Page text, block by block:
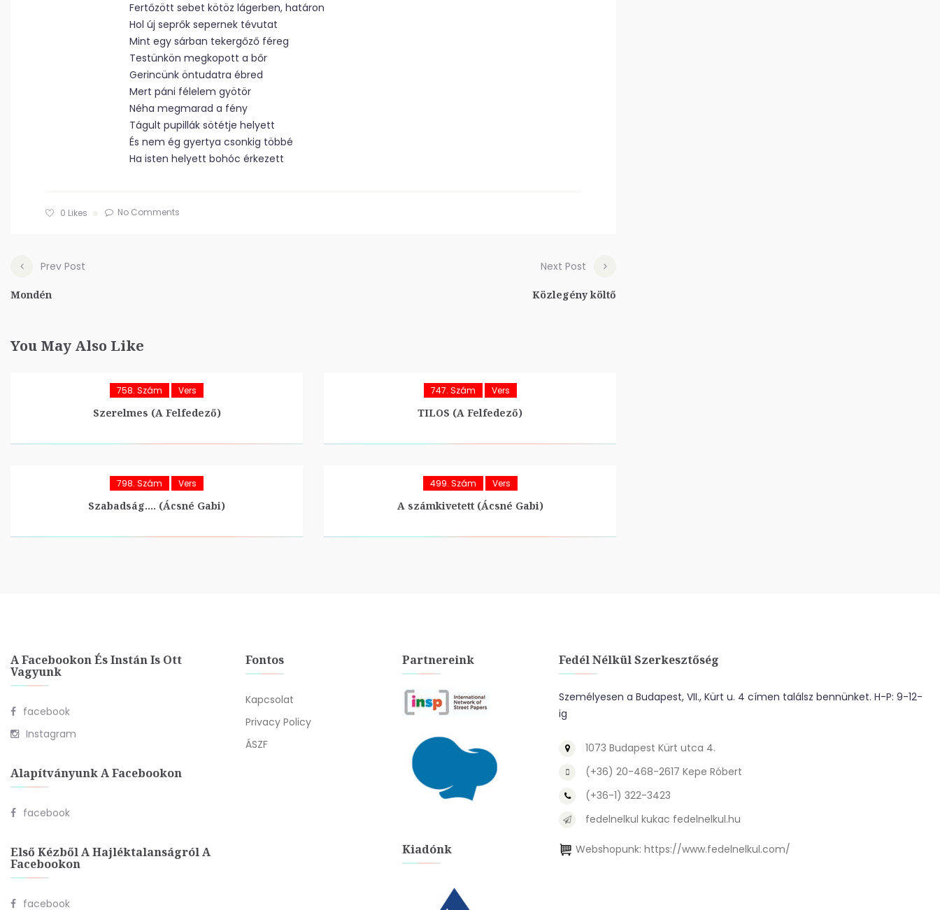
Fertőzött sebet kötöz lágerben, határon
Hol új seprők sepernek tévutat
Mint egy sárban tekergőző féreg
Testünkön megkopott a bőr
Gerincünk öntudatra ébred
Mert páni félelem gyötör
Néha megmarad a fény
Tágult pupillák sötétje helyett
És nem ég gyertya csonkig többé
Ha isten helyett bohóc érkezett
0 Likes No Comments
Prev Post
Mondén
Next Post
Közlegény költő
You May Also Like
758. Szám Vers
Szerelmes (A Felfedező)
747. Szám Vers
TILOS (A Felfedező)
798. Szám Vers
Szabadság…. (Ácsné Gabi)
499. Szám Vers
A számkivetett (Ácsné Gabi)
A Facebookon És Instán Is Ott
Vagyunk
facebook
Instagram
Alapítványunk A Facebookon
facebook
Első Kézből A Hajléktalanságról A
Facebookon
facebook
Fontos
Kapcsolat
Privacy Policy
ÁSZF
Partnereink
Kiadónk
Fedél Nélkül Szerkesztőség
Személyesen a Budapest, VII., Kürt u. 4 címen találsz bennünket. H-P: 9-12-
ig
1073 Budapest Kürt utca 4.
(+36) 20-468-2617 Kepe Róbert
(+36-1) 322-3423
fedelnelkul kukac fedelnelkul.hu
Webshopunk: https://www.fedelnelkul.com/